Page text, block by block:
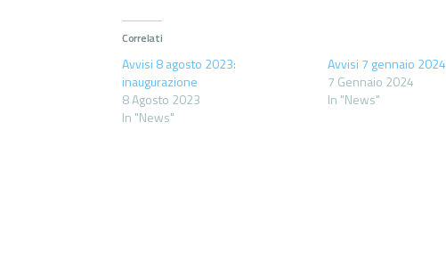
Correlati
Avvisi 8 agosto 2023:
inaugurazione
8 Agosto 2023
In "News"
Avvisi 7 gennaio 2024
7 Gennaio 2024
In "News"